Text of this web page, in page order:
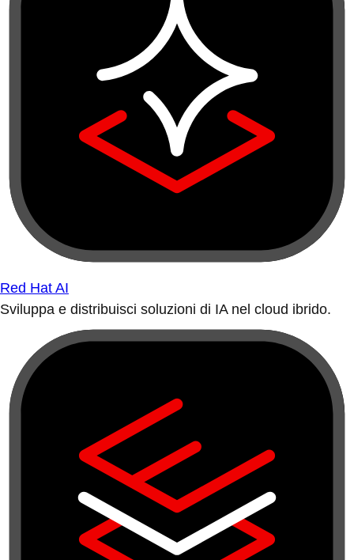
Red Hat AI
Sviluppa e distribuisci soluzioni di IA nel cloud ibrido.